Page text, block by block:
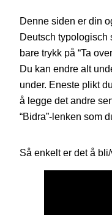
Denne siden er din
Deutsch typologisch
bare trykk på “Ta
Du kan endre alt
under. Eneste plikt
å legge det andre
“Bidra”-lenken som
Så enkelt er det å